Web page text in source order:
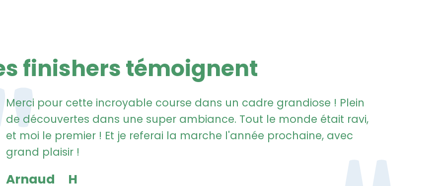
finishers témoignent
Merci pour cette incroyable course dans un cadre grandiose ! Plein
de découvertes dans une super ambiance. Tout le monde était ravi,
et moi le premier ! Et je referai la marche l'année prochaine, avec
grand plaisir !
Arnaud H